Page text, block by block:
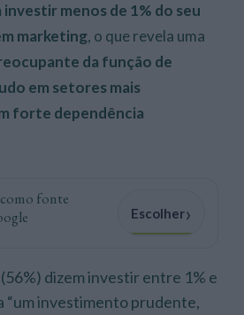
menos de 1% do seu
marketing, o que revela uma
da função de
em setores mais
forte dependência
fonte
Escolher›
dizem investir entre 1% e
“um investimento prudente,